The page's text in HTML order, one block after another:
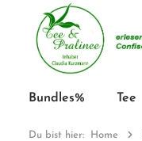
Bundles% Tee
Du bist hier: Home